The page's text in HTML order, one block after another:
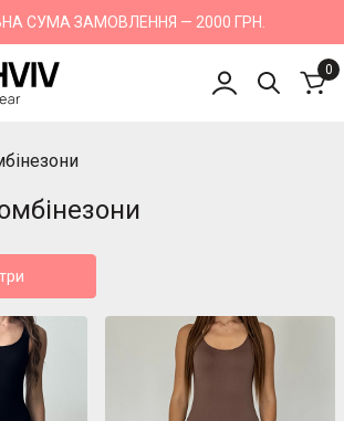
СУМА ЗАМОВЛЕННЯ — 2000 ГРН.
0